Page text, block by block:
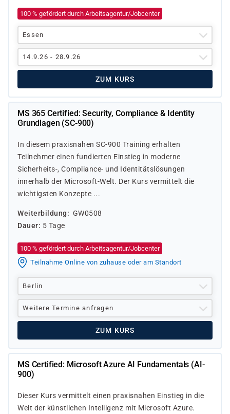
100 % gefördert durch Arbeitsagentur/Jobcenter
Essen
14.9.26 - 28.9.26
ZUM KURS
MS 365 Certified: Security, Compliance & Identity
Grundlagen (SC-900)
In diesem praxisnahen SC-900 Training erhalten
Teilnehmer einen fundierten Einstieg in moderne
Sicherheits-, Compliance- und Identitätslösungen
innerhalb der Microsoft-Welt. Der Kurs vermittelt die
wichtigsten Konzepte ...
Weiterbildung
GW0508
Dauer
5 Tage
100 % gefördert durch Arbeitsagentur/Jobcenter
Teilnahme Online von zuhause oder am Standort
Berlin
Weitere Termine anfragen
ZUM KURS
MS Certified: Microsoft Azure AI Fundamentals (AI-
900)
Dieser Kurs vermittelt einen praxisnahen Einstieg in die
Welt der künstlichen Intelligenz mit Microsoft Azure.